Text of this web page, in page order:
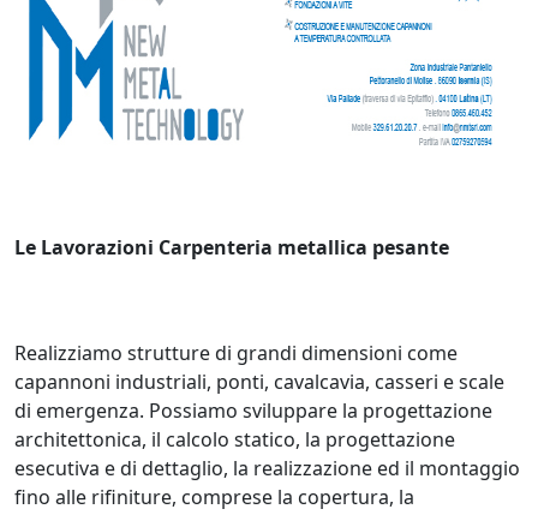
Le Lavorazioni Carpenteria metallica pesante
Realizziamo strutture di grandi dimensioni come
capannoni industriali, ponti, cavalcavia, casseri e scale
di emergenza. Possiamo sviluppare la progettazione
architettonica, il calcolo statico, la progettazione
esecutiva e di dettaglio, la realizzazione ed il montaggio
fino alle rifiniture, comprese la copertura, la